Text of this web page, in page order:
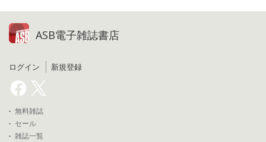
ASB電子雑誌書店
ログイン 新規登録
無料雑誌
セール
雑誌一覧